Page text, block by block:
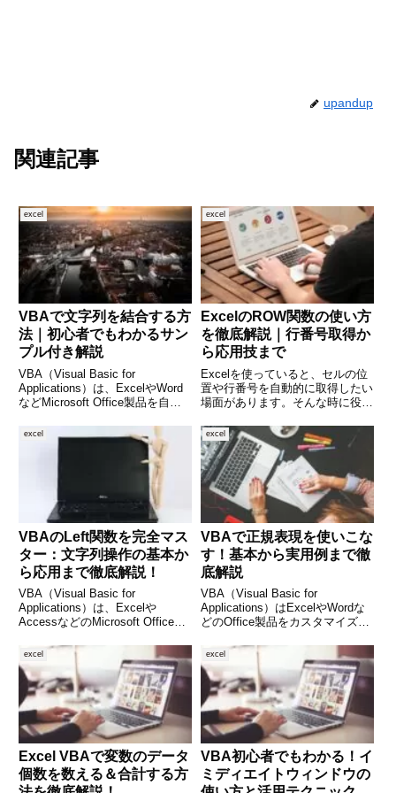
upandup
関連記事
excel
VBAで文字列を結合する方
法｜初心者でもわかるサン
プル付き解説
VBA（Visual Basic for
Applications）は、ExcelやWord
などMicrosoft Office製品を自動
中でも「文字列の結合」は、帳票
の作成やログ出力、メール本文の
excel
ExcelのROW関数の使い方
を徹底解説｜行番号取得か
ら応用技まで
Excelを使っていると、セルの位
置や行番号を自動的に取得したい
場面があります。そんな時に役立
関数を使えば、行番号の自動取得
はもちろん、関数と組み合わせて
柔軟な表の作成や番号振り、条件
付き処理も行えます。本記事
excel
VBAのLeft関数を完全マス
ター：文字列操作の基本か
ら応用まで徹底解説！
VBA（Visual Basic for
Applications）は、Excelや
AccessなどのMicrosoft Office製
ラミング言語です。なかでも文字
列操作はVBAの中でも使用頻度
の高い分野であ
excel
VBAで正規表現を使いこな
す！基本から実用例まで徹
底解説
VBA（Visual Basic for
Applications）はExcelやWordな
どのOffice製品をカスタマイズす
処理においてはやや物足りないと
感じたことはありませんか？そん
なときに活躍するのが「
excel
Excel VBAで変数のデータ
個数を数える＆合計する方
excel
VBA初心者でもわかる！イ
ミディエイトウィンドウの